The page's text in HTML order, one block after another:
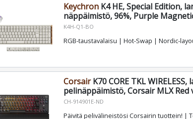
KeychronK4 HE, Special Edition,
näppäimistö, 96%, Purple
K4H-Q1-BO
RGB-taustavalaisu | Hot-Swap | Nordic-
CorsairK70 CORE TKL
pelinäppäimistö, Corsair MLX Red
CH-914901E-ND
Päivitä pelivälineistösi Corsairin tuottein! |